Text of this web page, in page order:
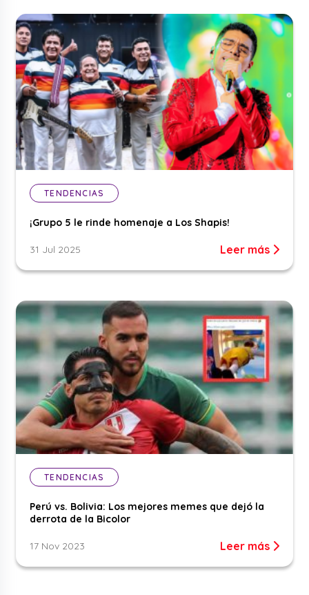
TENDENCIAS
¡Grupo 5 le rinde homenaje a Los Shapis!
31 Jul 2025 Leer más
TENDENCIAS
Perú vs. Bolivia: Los mejores memes que dejó la
derrota de la Bicolor
17 Nov 2023 Leer más